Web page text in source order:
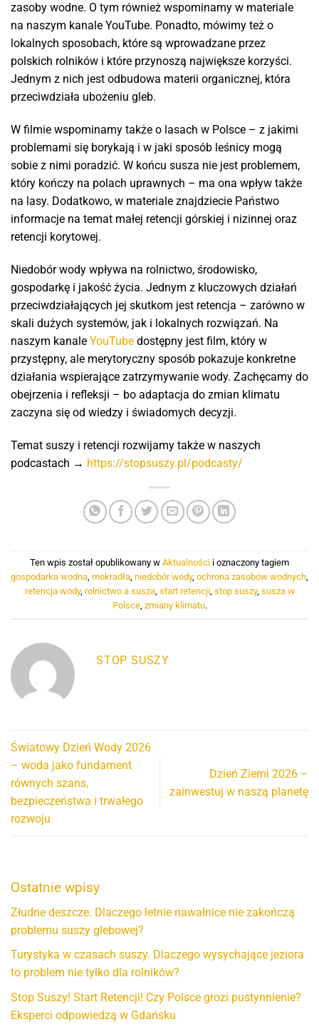
zasoby wodne. O tym również wspominamy w materiale
na naszym kanale YouTube. Ponadto, mówimy też o
lokalnych sposobach, które są wprowadzane przez
polskich rolników i które przynoszą największe korzyści.
Jednym z nich jest odbudowa materii organicznej, która
przeciwdziała ubożeniu gleb.
W filmie wspominamy także o lasach w Polsce – z jakimi
problemami się borykają i w jaki sposób leśnicy mogą
sobie z nimi poradzić. W końcu susza nie jest problemem,
który kończy na polach uprawnych – ma ona wpływ także
na lasy. Dodatkowo, w materiale znajdziecie Państwo
informacje na temat małej retencji górskiej i nizinnej oraz
retencji korytowej.
Niedobór wody wpływa na rolnictwo, środowisko,
gospodarkę i jakość życia. Jednym z kluczowych działań
przeciwdziałających jej skutkom jest retencja – zarówno w
skali dużych systemów, jak i lokalnych rozwiązań. Na
naszym kanale YouTube dostępny jest film, który w
przystępny, ale merytoryczny sposób pokazuje konkretne
działania wspierające zatrzymywanie wody. Zachęcamy do
obejrzenia i refleksji – bo adaptacja do zmian klimatu
zaczyna się od wiedzy i świadomych decyzji.
Temat suszy i retencji rozwijamy także w naszych
podcastach → https://stopsuszy.pl/podcasty/
Ten wpis został opublikowany w Aktualności i oznaczony tagiem
gospodarka wodna mokradła niedobór wody, ochrona zasobów wodnych
retencja wody, rolnictwo a susza, start retencji, stop suszy, susza w
Polsce, zmiany klimatu.
STOP SUSZY
Światowy Dzień Wody 2026
– woda jako fundament
równych szans,
bezpieczeństwa i trwałego
rozwoju
Dzień Ziemi 2026 –
zainwestuj w naszą planetę
Ostatnie wpisy
Złudne deszcze. Dlaczego letnie nawałnice nie zakończą
problemu suszy glebowej?
Turystyka w czasach suszy. Dlaczego wysychające jeziora
to problem nie tylko dla rolników?
Stop Suszy! Start Retencji! Czy Polsce grozi pustynnienie?
Eksperci odpowiedzą w Gdańsku